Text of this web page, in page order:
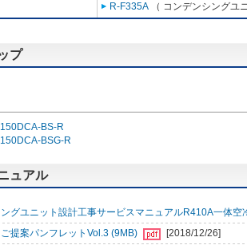
R-F335A （ コンデンシングユ
プ
BS-R
BSG-R
ュアル
グユニット設計工事サービスマニュアルR410A一体
提案パンフレットVol.3 (9MB)
[2018/12/26]